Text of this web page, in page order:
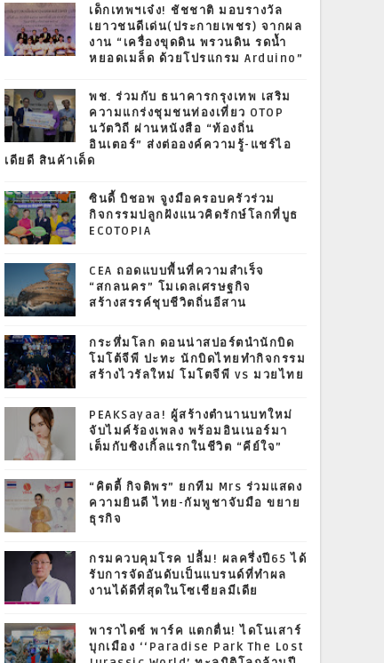
เด็กเทพฯเจ๋ง! ชัชชาติ มอบรางวัล
เยาวชนดีเด่น(ประกายเพชร) จากผล
งาน “เครื่องขุดดิน พรวนดิน รดน้ำ
หยอดเมล็ด ด้วยโปรแกรม Arduino”
พช. ร่วมกับ ธนาคารกรุงเทพ เสริม
ความแกร่งชุมชนท่องเที่ยว OTOP
นวัตวิถี ผ่านหนังสือ “ท้องถิ่น
อินเตอร์” ส่งต่อองค์ความรู้-แชร์ไอ
เดียดี สินค้าเด็ด
ซินดี้ บิชอพ จูงมือครอบครัวร่วม
กิจกรรมปลูกฝังแนวคิดรักษ์โลกที่บูธ
ECOTOPIA
CEA ถอดแบบพื้นที่ความสำเร็จ
“สกลนคร” โมเดลเศรษฐกิจ
สร้างสรรค์ชุบชีวิตถิ่นอีสาน
กระหึ่มโลก ดอนน่าสปอร์ตนำนักบิด
โมโต้จีพี ปะทะ นักบิดไทยทำกิจกรรม
สร้างไวรัลใหม่ โมโตจีพี vs มวยไทย
PEAKSayaa! ผู้สร้างตำนานบทใหม่
จับไมค์ร้องเพลง พร้อมอินเนอร์มา
เต็มกับซิงเกิ้ลแรกในชีวิต “คีย์ใจ”
“คิตตี้ กิจติพร” ยกทีม Mrs ร่วมแสดง
ความยินดี ไทย-กัมพูชาจับมือ ขยาย
ธุรกิจ
กรมควบคุมโรค ปลื้ม! ผลครึ่งปี65 ได้
รับการจัดอันดับเป็นแบรนด์ที่ทำผล
งานได้ดีที่สุดในโซเชียลมีเดีย
พาราไดซ์ พาร์ค แตกตื่น! ไดโนเสาร์
บุกเมือง ‘‘Paradise Park The Lost